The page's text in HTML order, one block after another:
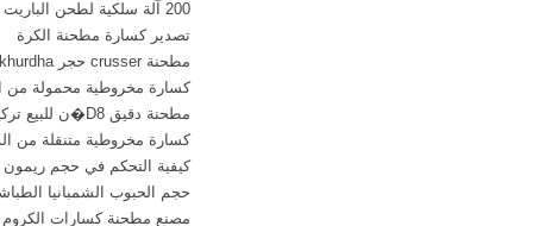
200 آلة سلكية لطحن الباريت
تصدير كسارة مطحنة الكرة
مطحنة crusser حجر khurdha
كسارة مخروطية محمولة من
مطحنة دقيق D8�ن للبيع تركيا
كسارة مخروطية متنقلة من
كيفية التحكم في حجم
حجم الحبوب الشمبانيا
مصنع مطحنة كسارات الكروم